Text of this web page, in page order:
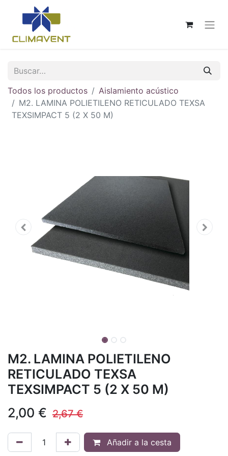
Todos los productos
Aislamiento acústico
M2. LAMINA POLIETILENO RETICULADO TEXSA
TEXSIMPACT 5 (2 X 50 M)
M2. LAMINA POLIETILENO
RETICULADO TEXSA
TEXSIMPACT 5 (2 X 50 M)
2,00 € 2,67€
Añadir a la cesta